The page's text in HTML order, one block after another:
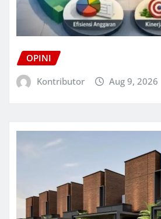
OPINI
Kontributor
Aug 9, 2026